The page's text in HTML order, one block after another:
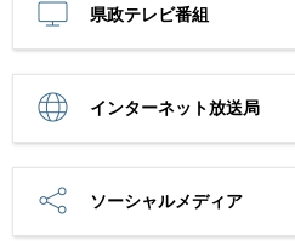
県政テレビ番組
インターネット放送局
ソーシャルメディア